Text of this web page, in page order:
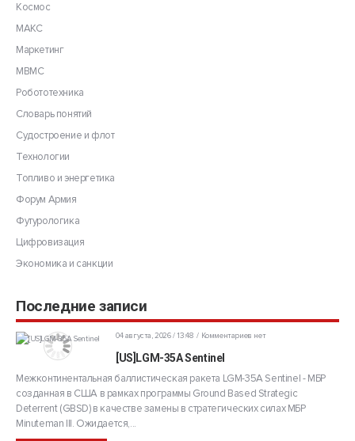
Космос
МАКС
Маркетинг
МВМС
Робототехника
Словарь понятий
Судостроение и флот
Технологии
Топливо и энергетика
Форум Армия
Футурологика
Цифровизация
Экономика и санкции
Последние записи
04 августа, 2026 / 13:48 Комментариев нет
[US]LGM-35A Sentinel
Межконтинентальная баллистическая ракета LGM-35A Sentinel - МБР
созданная в США в рамках программы Ground Based Strategic
Deterrent (GBSD) в качестве замены в стратегических силах МБР
Minuteman III. Ожидается,...